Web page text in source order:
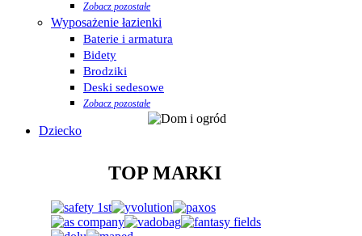
Zobacz pozostałe
Wyposażenie łazienki
Baterie i armatura
Bidety
Brodziki
Deski sedesowe
Zobacz pozostałe
Dziecko
TOP MARKI